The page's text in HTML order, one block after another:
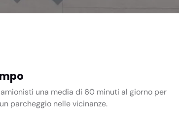
una media di 60 minuti al giorno per
parcheggio nelle vicinanze.